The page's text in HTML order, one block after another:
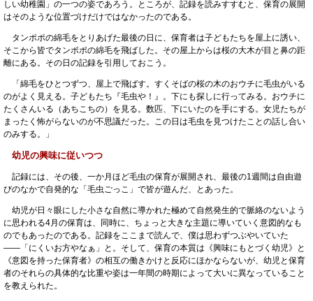
しい幼稚園」の一つの姿であろう。ところが、記録を読みすすむと、保育の展開
はそのような位置づけだけではなかったのである。
タンポポの綿毛をとりあげた最後の日に、保育者は子どもたちを屋上に誘い、
そこから皆でタンポポの綿毛を飛ばした。その屋上からは桜の大木が目と鼻の距
離にある。その日の記録を引用しておこう。
「綿毛をひとつずつ、屋上で飛ばす。すくそばの桜の木のおウチに毛虫がいる
のがよく見える。子どもたち『毛虫や！』。下にも探しに行ってみる。おウチに
たくさんいる（あちこちの）を見る。数匹、下にいたのを手にする。女児たちが
まったく怖がらないのが不思議だった。この日は毛虫を見つけたことの話し合い
のみする。」
幼児の興味に従いつつ
記録には、その後、一か月ほど毛虫の保育が展開され、最後の1週間は自由遊
びのなかで自発的な「毛虫ごっこ」で皆が遊んだ、とあった。
幼児が日々眼にした小さな自然に導かれた極めて自然発生的で脈絡のないよう
に思われる4月の保育は、同時に、ちょっと大きな主題に導いていく意図的なも
のでもあったのである。記録をここまで読んで、僕は思わずつぶやいていた
――「にくいお方やなぁ」と。そして、保育の本質は《興味にもとづく幼児》と
《意図を持った保育者》の相互の働きかけと反応にほかならないが、幼児と保育
者のそれらの具体的な比重や姿は一年間の時期によって大いに異なっていること
を教えられた。